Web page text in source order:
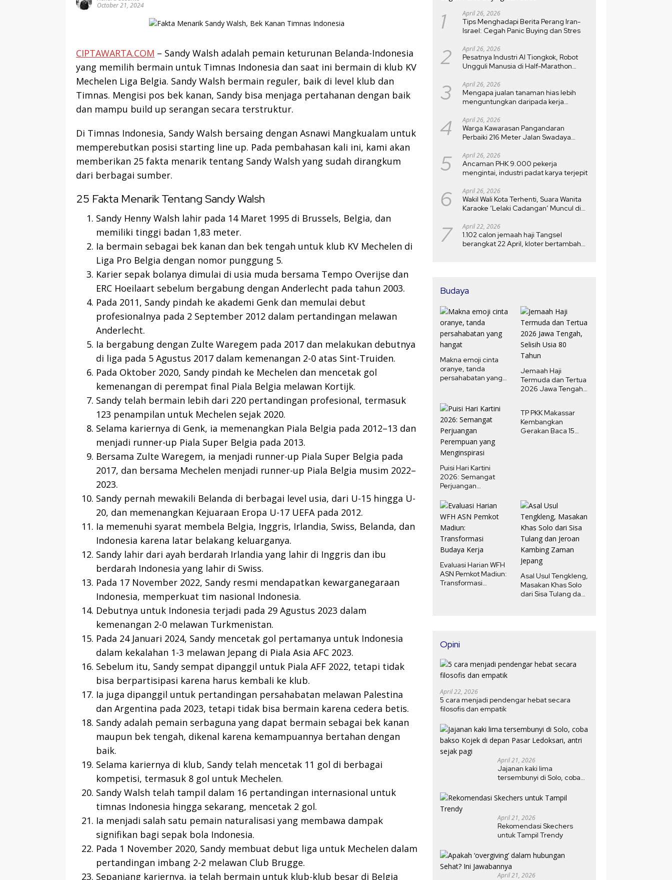
October 21, 2024
CIPTAWARTA.COM – Sandy Walsh adalah pemain keturunan Belanda-Indonesia
yang memilih bermain untuk Timnas Indonesia dan saat ini bermain di klub KV
Mechelen Liga Belgia. Sandy Walsh bermain reguler, baik di level klub dan
Timnas. Mengisi pos bek kanan, Sandy bisa menjaga pertahanan dengan baik
dan mampu build up serangan secara terstruktur.
Di Timnas Indonesia, Sandy Walsh bersaing dengan Asnawi Mangkualam untuk
memperebutkan posisi starting line up. Pada pembahasan kali ini, kami akan
memberikan 25 fakta menarik tentang Sandy Walsh yang sudah dirangkum
dari berbagai sumber.
25 Fakta Menarik Tentang Sandy Walsh
Sandy Henny Walsh lahir pada 14 Maret 1995 di Brussels, Belgia, dan
memiliki tinggi badan 1,83 meter.
Ia bermain sebagai bek kanan dan bek tengah untuk klub KV Mechelen di
Liga Pro Belgia dengan nomor punggung 5.
Karier sepak bolanya dimulai di usia muda bersama Tempo Overijse dan
ERC Hoeilaart sebelum bergabung dengan Anderlecht pada tahun 2003.
Pada 2011, Sandy pindah ke akademi Genk dan memulai debut
profesionalnya pada 2 September 2012 dalam pertandingan melawan
Anderlecht.
Ia bergabung dengan Zulte Waregem pada 2017 dan melakukan debutnya
di liga pada 5 Agustus 2017 dalam kemenangan 2-0 atas Sint-Truiden.
Pada Oktober 2020, Sandy pindah ke Mechelen dan mencetak gol
kemenangan di perempat final Piala Belgia melawan Kortijk.
Sandy telah bermain lebih dari 220 pertandingan profesional, termasuk
123 penampilan untuk Mechelen sejak 2020.
Selama kariernya di Genk, ia memenangkan Piala Belgia pada 2012–13 dan
menjadi runner-up Piala Super Belgia pada 2013.
Bersama Zulte Waregem, ia menjadi runner-up Piala Super Belgia pada
2017, dan bersama Mechelen menjadi runner-up Piala Belgia musim 2022–
2023.
Sandy pernah mewakili Belanda di berbagai level usia, dari U-15 hingga U-
20, dan memenangkan Kejuaraan Eropa U-17 UEFA pada 2012.
Ia memenuhi syarat membela Belgia, Inggris, Irlandia, Swiss, Belanda, dan
Indonesia karena latar belakang keluarganya.
Sandy lahir dari ayah berdarah Irlandia yang lahir di Inggris dan ibu
berdarah Indonesia yang lahir di Swiss.
Pada 17 November 2022, Sandy resmi mendapatkan kewarganegaraan
Indonesia, memperkuat tim nasional Indonesia.
Debutnya untuk Indonesia terjadi pada 29 Agustus 2023 dalam
kemenangan 2-0 melawan Turkmenistan.
Pada 24 Januari 2024, Sandy mencetak gol pertamanya untuk Indonesia
dalam kekalahan 1-3 melawan Jepang di Piala Asia AFC 2023.
Sebelum itu, Sandy sempat dipanggil untuk Piala AFF 2022, tetapi tidak
bisa berpartisipasi karena harus kembali ke klub.
Ia juga dipanggil untuk pertandingan persahabatan melawan Palestina
dan Argentina pada 2023, tetapi tidak bisa bermain karena cedera betis.
Sandy adalah pemain serbaguna yang dapat bermain sebagai bek kanan
maupun bek tengah, dikenal karena kemampuannya bertahan dengan
baik.
Selama kariernya di klub, Sandy telah mencetak 11 gol di berbagai
kompetisi, termasuk 8 gol untuk Mechelen.
Sandy Walsh telah tampil dalam 16 pertandingan internasional untuk
timnas Indonesia hingga sekarang, mencetak 2 gol.
Ia menjadi salah satu pemain naturalisasi yang membawa dampak
signifikan bagi sepak bola Indonesia.
Pada 1 November 2020, Sandy membuat debut liga untuk Mechelen dalam
pertandingan imbang 2-2 melawan Club Brugge.
Sepanjang kariernya, ia telah bermain untuk klub-klub besar di Belgia
1 April 26, 2026
Tips Menghadapi Berita Perang Iran-
Israel: Cegah Panic Buying dan Stres
2 April 26, 2026
Pesatnya Industri AI Tiongkok, Robot
Ungguli Manusia di Half-Marathon
3 April 26, 2026
Mengapa jualan tanaman hias lebih
menguntungkan daripada kerja
4 April 26, 2026
Warga Kawarasan Pangandaran
Perbaiki 216 Meter Jalan Swadaya
5 April 26, 2026
Ancaman PHK 9.000 pekerja
mengintai, industri padat karya terjepit
6 April 26, 2026
Wakil Wali Kota Terhenti, Suara Wanita
Karaoke ‘Lelaki Cadangan’ Muncul di
7 April 22, 2026
1.102 calon jemaah haji Tangsel
berangkat 22 April, kloter bertambah
Budaya
Makna emoji cinta
oranye, tanda
persahabatan yang
Jemaah Haji
Termuda dan Tertua
2026 Jawa Tengah,
Puisi Hari Kartini
2026: Semangat
Perjuangan
Menginspirasi
TP PKK Makassar
Kembangkan
Gerakan Baca 15
Evaluasi Harian WFH
ASN Pemkot Madiun:
Transformasi
Asal Usul Tengkleng,
Masakan Khas Solo
dari Sisa Tulang dan
Opini
April 22, 2026
5 cara menjadi pendengar hebat secara
filosofis dan empatik
April 21, 2026
Jajanan kaki lima
tersembunyi di Solo, coba
Ledoksari, antri sejak pagi
April 21, 2026
Rekomendasi Skechers
untuk Tampil Trendy
April 21, 2026